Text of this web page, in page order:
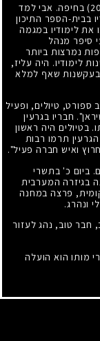
בחיפה. אבי למד
בבית-הספר התיכון
את לימודיו במגמה
סיפר מנהל
נמרצות ביותר
לימודיו. היה עליז,
בעקשנות שאף למלא
טיולים, ופעיל
חבריו בגרעין
בטיולים היה ראשון
תרמו רבות
ואיש חברה פעיל".
ביום כ' בתשרי
בגיזרה המערבית
פרצה במחנה
ונהרג.
חבר טוב, נהג לעזור
מותו הוא הועלה